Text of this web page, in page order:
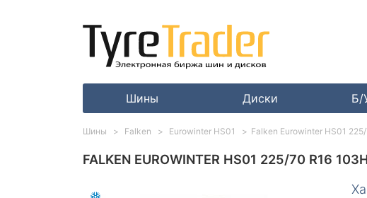
Шины Диски Б/
FALKEN EUROWINTER HS01 225/70 R16
Шины Falken Eurowinter HS01 Falken Eurowinter HS01